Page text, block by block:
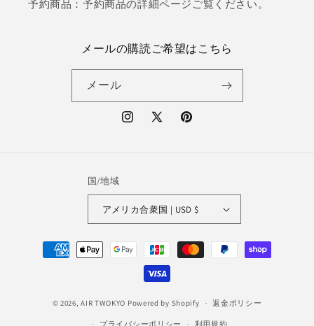
予約商品：予約商品の詳細ページご覧ください。
メールの購読ご希望はこちら
メール
Instagram
X
Pinterest
国/地域
アメリカ合衆国 | USD $
© 2026,AIR TWOKYO Powered by Shopify 返金ポリシー
プライバシーポリシー 利用規約